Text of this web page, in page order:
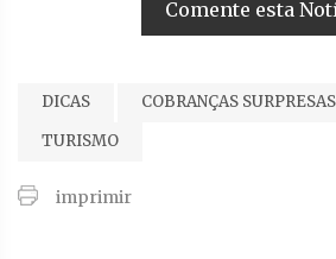
Comente esta
DICAS COBRANÇAS SURPRESAS
TURISMO
imprimir